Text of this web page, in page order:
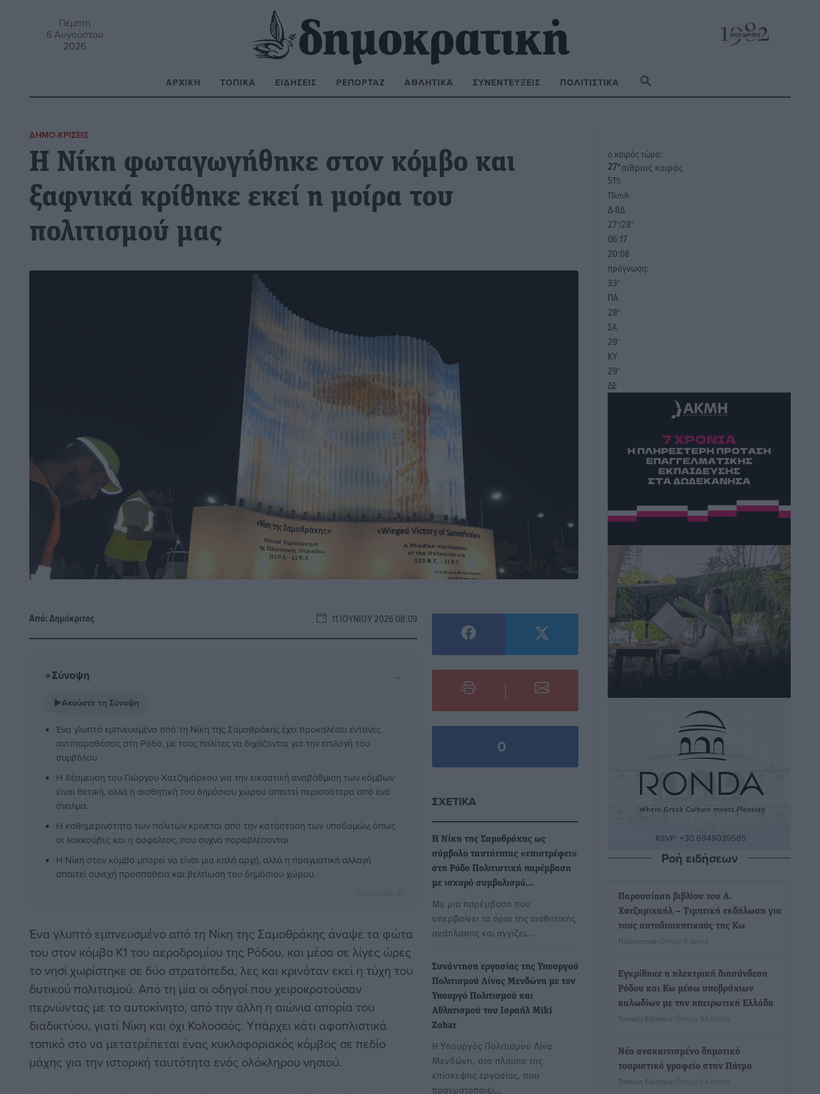
Πέμπτη
6 Αυγούστου
2026
ΑΡΧΙΚΉ ΤΟΠΙΚΆ ΕΙΔΉΣΕΙΣ ΡΕΠΟΡΤΆΖ ΑΘΛΗΤΙΚΆ ΣΥΝΕΝΤΕΎΞΕΙΣ ΠΟΛΙΤΙΣΤΙΚΆ
ΔΗΜΟ-ΚΡΊΣΕΙΣ
Η Νίκη φωταγωγήθηκε στον κόμβο και
ξαφνικά κρίθηκε εκεί η μοίρα του
πολιτισμού μας
Από:Δημόκριτος 11 ΙΟΥΝΊΟΥ 2026 08:09
✦Σύνοψη ⌄
▶Ακούστε τη Σύνοψη
Ένα γλυπτό εμπνευσμένο από τη Νίκη της Σαμοθράκης έχει προκαλέσει έντονες
αντιπαραθέσεις στη Ρόδο, με τους πολίτες να διχάζονται για την επιλογή του
συμβόλου.
Η δέσμευση του Γιώργου Χατζημάρκου για την εικαστική αναβάθμιση των κόμβων
είναι θετική, αλλά η αισθητική του δημόσιου χώρου απαιτεί περισσότερα από ένα
άγαλμα.
Η καθημερινότητα των πολιτών κρίνεται από την κατάσταση των υποδομών, όπως
οι λακκούβες και η άσφαλτος, που συχνά παραβλέπονται.
Η Νίκη στον κόμβο μπορεί να είναι μια καλή αρχή, αλλά η πραγματική αλλαγή
απαιτεί συνεχή προσπάθεια και βελτίωση του δημόσιου χώρου.
Ένα γλυπτό εμπνευσμένο από τη Νίκη της Σαμοθράκης άναψε τα φώτα
του στον κόμβο Κ1 του αεροδρομίου της Ρόδου, και μέσα σε λίγες ώρες
το νησί χωρίστηκε σε δύο στρατόπεδα, λες και κρινόταν εκεί η τύχη του
δυτικού πολιτισμού. Από τη μία οι οδηγοί που χειροκροτούσαν
περνώντας με το αυτοκίνητο, από την άλλη η αιώνια απορία του
διαδικτύου, γιατί Νίκη και όχι Κολοσσός. Υπάρχει κάτι αφοπλιστικά
τοπικό στο να μετατρέπεται ένας κυκλοφοριακός κόμβος σε πεδίο
μάχης για την ιστορική ταυτότητα ενός ολόκληρου νησιού.
0
ΣΧΕΤΙΚΆ
Η Νίκη της Σαμοθράκης ως
σύμβολο ταυτότητας «επιστρέφει»
στη Ρόδο Πολιτιστική παρέμβαση
με ισχυρό συμβολισμό…
Με μια παρέμβαση που
υπερβαίνει τα όρια της αισθητικής
ανάπλασης και αγγίζει…
Συνάντηση εργασίας της Υπουργού
Πολιτισμού Λίνας Μενδώνη με τον
Υπουργό Πολιτισμού και
Αθλητισμού του Ισραήλ Miki
Zohar
Η Υπουργός Πολιτισμού Λίνα
Μενδώνη, στο πλαίσιο της
επίσκεψης εργασίας, που
πραγματοποιεί…
o καιρός τώρα:
27°αίθριος καιρός
51%
11km/h
Δ-ΒΔ
27°/28°
06:17
20:08
πρόγνωση:
33°
ΠΑ
28°
ΣΑ
29°
ΚΥ
29°
ΔΕ
Ροή ειδήσεων
Παρουσίαση βιβλίου του Α.
Χατζημιχαήλ – Τιμητική εκδήλωση για
τους αυτοδιοικητικούς της Κω
Πολιτιστικά πριν 9 λεπτά
Εγκρίθηκε η ηλεκτρική διασύνδεση
Ρόδου και Κω μέσω υποβρύχιων
καλωδίων με την ηπειρωτική Ελλάδα
Τοπικές Ειδήσεις πριν 34 λεπτά
Νέο ανακαινισμένο δημοτικό
τουριστικό γραφείο στην Πάτμο
Τοπικές Ειδήσεις πριν 54 λεπτά